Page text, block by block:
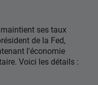
ses taux
de la Fed,
l'économie
Voici les détails :